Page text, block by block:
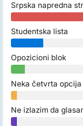
Srpska napredna
Studentska lista
Opozicioni blok
Neka četvrta opcija
Ne izlazim da